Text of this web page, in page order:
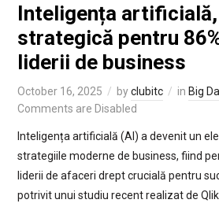
Inteligența
strategică pentru
liderii de business
October 16, 2025 byclubitc in Big
Comments are Disabled
Inteligența artificială (AI) a devenit un
strategiile moderne de business, fiind
liderii de afaceri drept crucială pentru
potrivit unui studiu recent realizat de